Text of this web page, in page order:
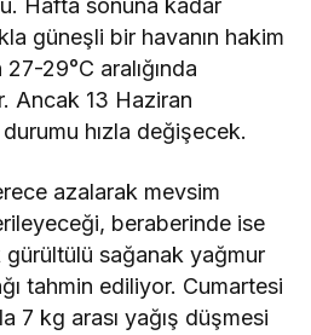
Hafta sonuna kadar
güneşli bir havanın hakim
27-29°C aralığında
Ancak 13 Haziran
hızla değişecek.
azalarak mevsim
beraberinde ise
sağanak yağmur
tahmin ediliyor. Cumartesi
7 kg arası yağış düşmesi